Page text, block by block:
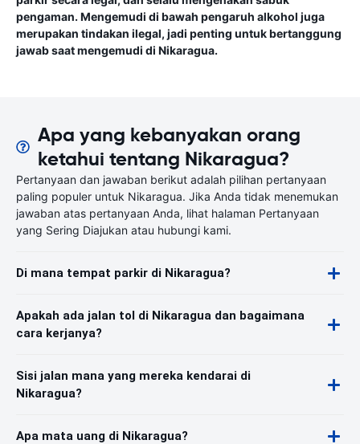
pengaman. Mengemudi di bawah pengaruh alkohol juga
merupakan tindakan ilegal, jadi penting untuk bertanggung
jawab saat mengemudi di Nikaragua.
Apa yang kebanyakan orang
ketahui tentang Nikaragua?
Pertanyaan dan jawaban berikut adalah pilihan pertanyaan
paling populer untuk Nikaragua. Jika Anda tidak menemukan
jawaban atas pertanyaan Anda, lihat halaman Pertanyaan
yang Sering Diajukan atau hubungi kami.
Di mana tempat parkir di Nikaragua?
Apakah ada jalan tol di Nikaragua dan bagaimana
cara kerjanya?
Sisi jalan mana yang mereka kendarai di
Nikaragua?
Apa mata uang di Nikaragua?